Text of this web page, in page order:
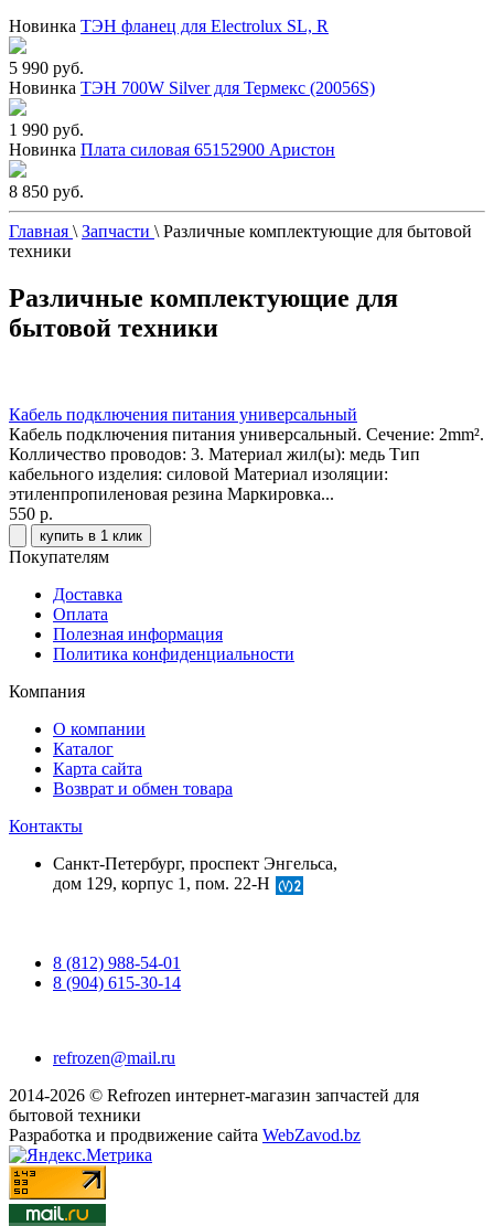
Новинка ТЭН фланец для Electrolux SL, R
5 990 руб.
Новинка ТЭН 700W Silver для Термекс (20056S)
1 990 руб.
Новинка Плата силовая 65152900 Аристон
8 850 руб.
Главная \ Запчасти \ Различные комплектующие для бытовой
техники
Различные комплектующие для
бытовой техники
Кабель подключения питания универсальный
Кабель подключения питания универсальный. Сечение: 2mm².
Колличество проводов: 3. Материал жил(ы): медь Тип
кабельного изделия: силовой Материал изоляции:
этиленпропиленовая резина Маркировка...
550 р.
купить в 1 клик
Покупателям
Доставка
Оплата
Полезная информация
Политика конфиденциальности
Компания
О компании
Каталог
Карта сайта
Возврат и обмен товара
Контакты
Санкт-Петербург, проспект Энгельса,
дом 129, корпус 1, пом. 22-Н
8 (812) 988-54-01
8 (904) 615-30-14
refrozen@mail.ru
2014-2026 © Refrozen интернет-магазин запчастей для
бытовой техники
Разработка и продвижение сайта WebZavod.bz